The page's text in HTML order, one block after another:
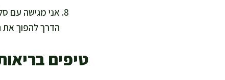
אני מגישה עם
הדרך להפוך את
טיפים